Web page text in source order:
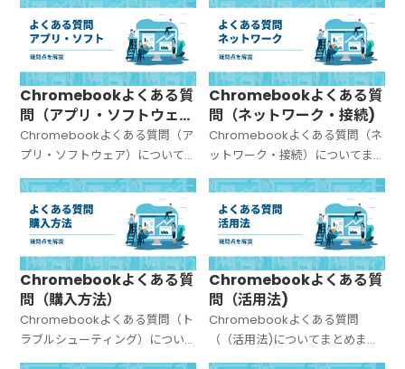
Chromebookよくある質
問（アプリ・ソフトウェ
ア）
Chromebookよくある質問（ア
プリ・ソフトウェア）について
まとめました。
Chromebookよくある質
問（ネットワーク・接続)
Chromebookよくある質問（ネ
ットワーク・接続）についてま
とめました。
Chromebookよくある質
問（購入方法）
Chromebookよくある質問（ト
ラブルシューティング）につい
てまとめました。
Chromebookよくある質
問（活用法)
Chromebookよくある質問
（（活用法)についてまとめまし
た。